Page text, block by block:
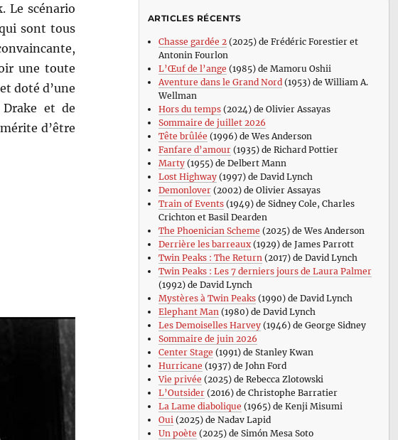
Le scénario
sont tous
une toute
doté d’une
et de
d’être
ARTICLES RÉCENTS
Chasse gardée 2(2025) de Frédéric Forestier et
Antonin Fourlon
L’Œuf de l’ange (1985) de Mamoru Oshii
Aventure dans le Grand Nord(1953) de William A.
Wellman
Hors du temps(2024) de Olivier Assayas
Sommaire de juillet 2026
Tête brûlée (1996) de Wes Anderson
Fanfare d’amour(1935) de Richard Pottier
Marty(1955) de Delbert Mann
Lost Highway(1997) de David Lynch
Demonlover(2002) de Olivier Assayas
Train of Events(1949) de Sidney Cole, Charles
Crichton et Basil Dearden
The Phoenician Scheme (2025) de Wes Anderson
Derrière les barreaux(1929) de James Parrott
Twin Peaks : The Return (2017) de David Lynch
Twin Peaks : Les 7 derniers jours de Laura Palmer
(1992) de David Lynch
Mystères à Twin Peaks(1990) de David Lynch
Elephant Man (1980) de David Lynch
Les Demoiselles Harvey(1946) de George Sidney
Sommaire de juin 2026
Center Stage (1991) de Stanley Kwan
Hurricane (1937) de John Ford
Vie privée (2025) de Rebecca Zlotowski
L’Outsider(2016) de Christophe Barratier
La Lame diabolique (1965) de Kenji Misumi
Oui (2025) de Nadav Lapid
Un poète (2025) de Simón Mesa Soto